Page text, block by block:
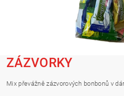
ZÁZVORKY
Mix převážně zázvorových bonbonů v